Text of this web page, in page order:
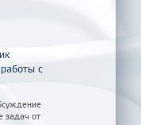
с
задач от